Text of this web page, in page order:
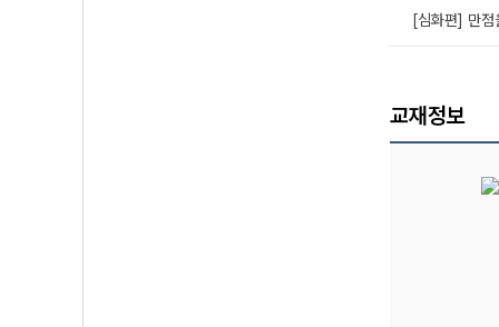
[심화편] 만
교재정보